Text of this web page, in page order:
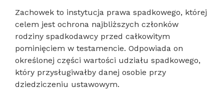
Zachowek to instytucja prawa spadkowego, której
celem jest ochrona najbliższych członków
rodziny spadkodawcy przed całkowitym
pominięciem w testamencie. Odpowiada on
określonej części wartości udziału spadkowego,
który przysługiwałby danej osobie przy
dziedziczeniu ustawowym.